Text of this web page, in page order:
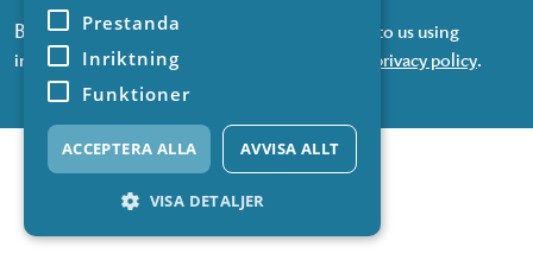
By subscribing to our newsletters, you consent to us using
information about you in accordance with our
privacy policy.
Prestanda
Inriktning
Funktioner
ACCEPTERA ALLA AVVISA ALLT
VISA DETALJER